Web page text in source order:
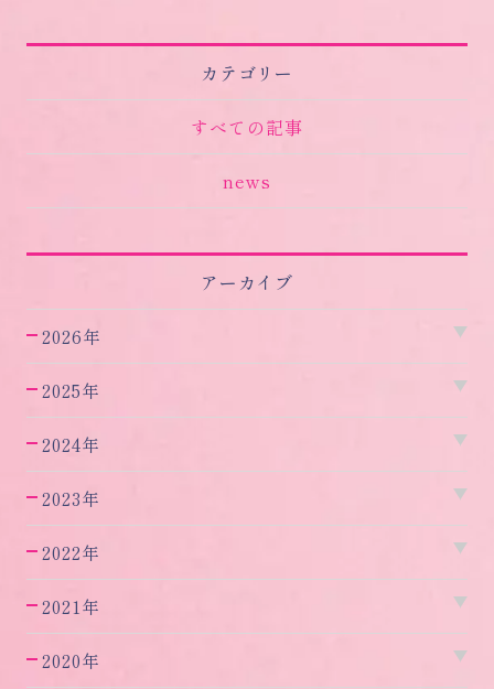
カテゴリー
すべての記事
news
アーカイブ
2026年
2025年
2024年
2023年
2022年
2021年
2020年